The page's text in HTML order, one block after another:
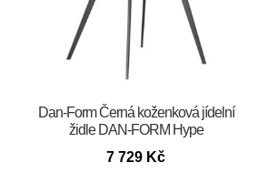
​​​​​Dan-Form Černá koženková jídelní
židle DAN-FORM Hype
7 729 Kč